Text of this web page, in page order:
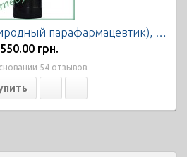
Вин Вита 1 литр (природный парафармацевтик), Экофарм
550.00 грн.